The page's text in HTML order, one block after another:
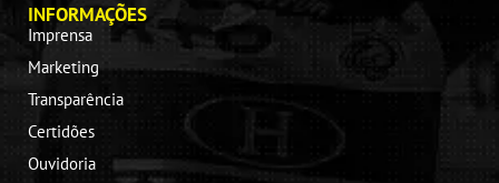
INFORMAÇÕES
Imprensa
Marketing
Transparência
Certidões
Ouvidoria